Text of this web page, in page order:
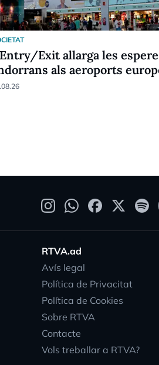
Exit allarga les
als aeroports
RTVA.ad
Avís legal
Política de Privacitat
Política de Cookies
Sobre RTVA
Contacte
Vols treballar a RTVA?